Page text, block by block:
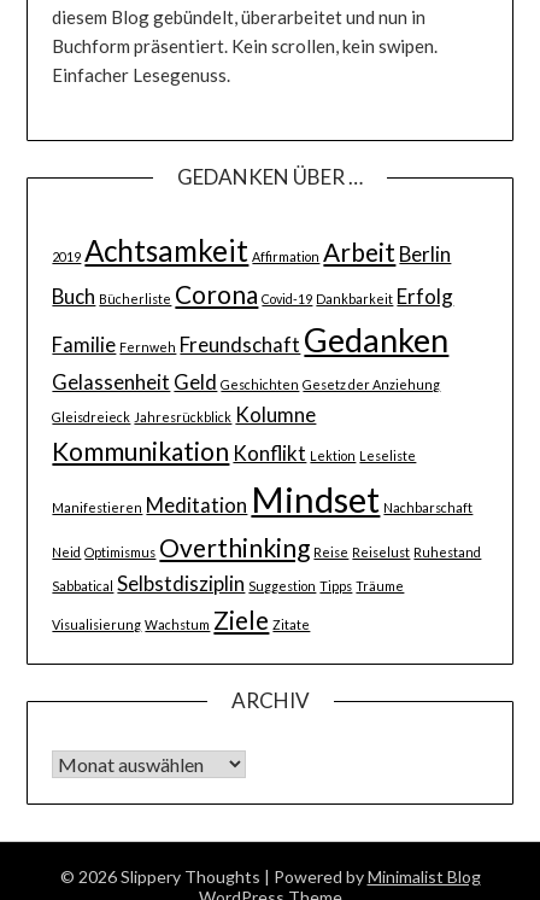
diesem Blog gebündelt, überarbeitet und nun in
Buchform präsentiert. Kein scrollen, kein swipen.
Einfacher Lesegenuss.
GEDANKEN ÜBER …
2019 Achtsamkeit Affirmation Arbeit Berlin
Buch Bücherliste Corona Covid-19 Dankbarkeit Erfolg
Familie Fernweh Freundschaft Gedanken
Gelassenheit Geld Geschichten Gesetz der Anziehung
Gleisdreieck Jahresrückblick Kolumne
Kommunikation Konflikt Lektion Leseliste
Manifestieren Meditation Mindset Nachbarschaft
Neid Optimismus Overthinking Reise Reiselust Ruhestand
Sabbatical Selbstdisziplin Suggestion Tipps Träume
Visualisierung Wachstum Ziele Zitate
ARCHIV
Archiv
© 2026 Slippery Thoughts | Powered byMinimalist Blog